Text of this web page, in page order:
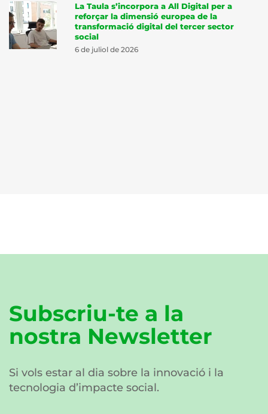
La Taula s’incorpora a All Digital per a
reforçar la dimensió europea de la
transformació digital del tercer sector
social
6 de juliol de 2026
Subscriu-te a la
nostra Newsletter
Si vols estar al dia sobre la innovació i la
tecnologia d’impacte social.